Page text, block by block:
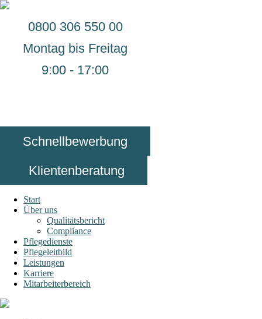
0800 306 550 00
Montag bis Freitag
9:00 - 17:00
Schnellbewerbung
Klientenberatung
Start
Über uns
Qualitätsbericht
Compliance
Pflegedienste
Pflegeleitbild
Leistungen
Karriere
Mitarbeiterbereich